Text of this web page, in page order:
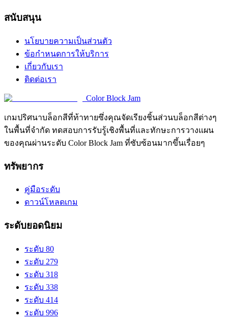
สนับสนุน
นโยบายความเป็นส่วนตัว
ข้อกำหนดการให้บริการ
เกี่ยวกับเรา
ติดต่อเรา
Color Block Jam
เกมปริศนาบล็อกสีที่ท้าทายซึ่งคุณจัดเรียงชิ้นส่วนบล็อกสีต่างๆ
ในพื้นที่จำกัด ทดสอบการรับรู้เชิงพื้นที่และทักษะการวางแผน
ของคุณผ่านระดับ Color Block Jam ที่ซับซ้อนมากขึ้นเรื่อยๆ
ทรัพยากร
คู่มือระดับ
ดาวน์โหลดเกม
ระดับยอดนิยม
ระดับ 80
ระดับ 279
ระดับ 318
ระดับ 338
ระดับ 414
ระดับ 996